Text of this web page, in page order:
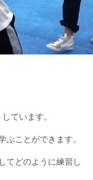
ています。
ぶことができます。
てどのように練習し